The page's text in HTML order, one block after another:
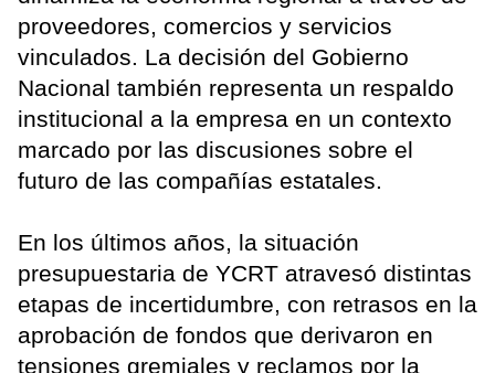
proveedores, comercios y servicios
vinculados. La decisión del Gobierno
Nacional también representa un respaldo
institucional a la empresa en un contexto
marcado por las discusiones sobre el
futuro de las compañías estatales.
En los últimos años, la situación
presupuestaria de YCRT atravesó distintas
etapas de incertidumbre, con retrasos en la
aprobación de fondos que derivaron en
tensiones gremiales y reclamos por la